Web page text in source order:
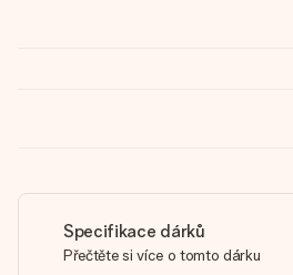
Specifikace dárků
Přečtěte si více o tomto dárku